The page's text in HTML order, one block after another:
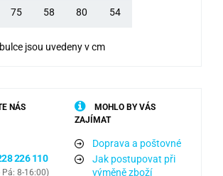
75 58 80 54
jsou uvedeny v cm
NÁS
226 110
Pá: 8-16:00)
MOHLO BY VÁS
ZAJÍMAT
Doprava a poštovné
Jak postupovat při
výměně zboží